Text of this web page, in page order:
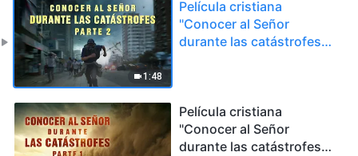
1:48
Película cristiana
"Conocer al Señor
durante las catástrofes
Película cristiana
"Conocer al Señor
durante las catástrofes